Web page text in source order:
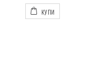
КУПИ